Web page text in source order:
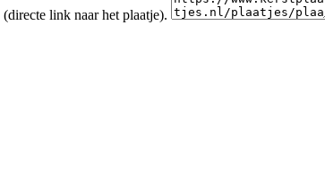
(directe link naar het plaatje).